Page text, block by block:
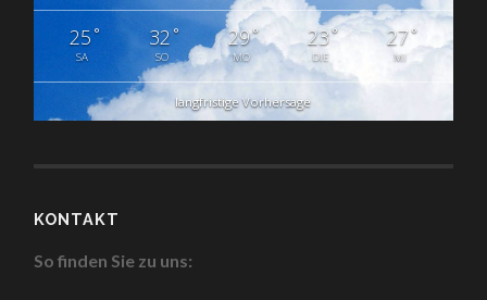
25°
SA
32 °
SO
29°
MO
23°
DIE
27°
MI
langfristige Vorhersage
KONTAKT
So finden Sie zu uns: